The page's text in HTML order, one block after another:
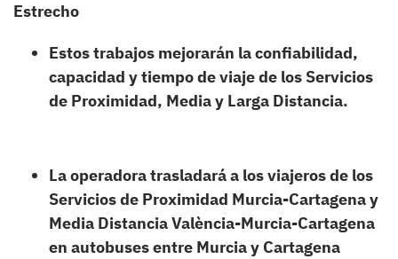
Estrecho
Estos trabajos mejorarán la confiabilidad,
capacidad y tiempo de viaje de los Servicios
de Proximidad, Media y Larga Distancia.
La operadora trasladará a los viajeros de los
Servicios de Proximidad Murcia-Cartagena y
Media Distancia València-Murcia-Cartagena
en autobuses entre Murcia y Cartagena